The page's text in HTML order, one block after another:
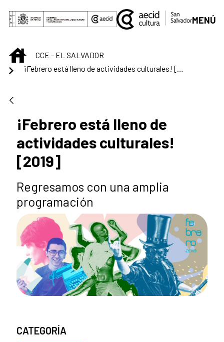
Saltar al contenido principal
MENÚ
INICIOCCE - EL SALVADOR
¡Febrero está lleno de
actividades culturales!
[2019]
Regresamos con una amplia
programación
CATEGORÍA